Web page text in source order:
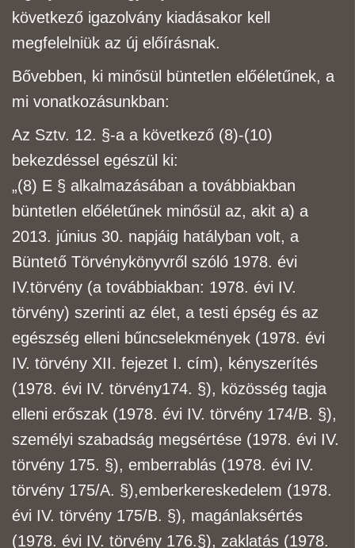
következő igazolvány kiadásakor kell
megfelelniük az új előírásnak.
Bővebben, ki minősül büntetlen előéletűnek, a
mi vonatkozásunkban:
Az Sztv. 12. §-a a következő (8)-(10)
bekezdéssel egészül ki:
„(8) E § alkalmazásában a továbbiakban
büntetlen előéletűnek minősül az, akit a) a
2013. június 30. napjáig hatályban volt, a
Büntető Törvénykönyvről szóló 1978. évi
IV.törvény (a továbbiakban: 1978. évi IV.
törvény) szerinti az élet, a testi épség és az
egészség elleni bűncselekmények (1978. évi
IV. törvény XII. fejezet I. cím), kényszerítés
(1978. évi IV. törvény174. §), közösség tagja
elleni erőszak (1978. évi IV. törvény 174/B. §),
személyi szabadság megsértése (1978. évi IV.
törvény 175. §), emberrablás (1978. évi IV.
törvény 175/A. §),emberkereskedelem (1978.
évi IV. törvény 175/B. §), magánlaksértés
(1978. évi IV. törvény 176.§), zaklatás (1978.